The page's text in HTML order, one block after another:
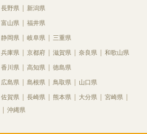
長野県 新潟県
富山県 福井県
静岡県 岐阜県 三重県
兵庫県 京都府 滋賀県 奈良県 和歌山県
香川県 高知県 徳島県
広島県 島根県 鳥取県 山口県
佐賀県 長崎県 熊本県 大分県
宮崎県
沖縄県